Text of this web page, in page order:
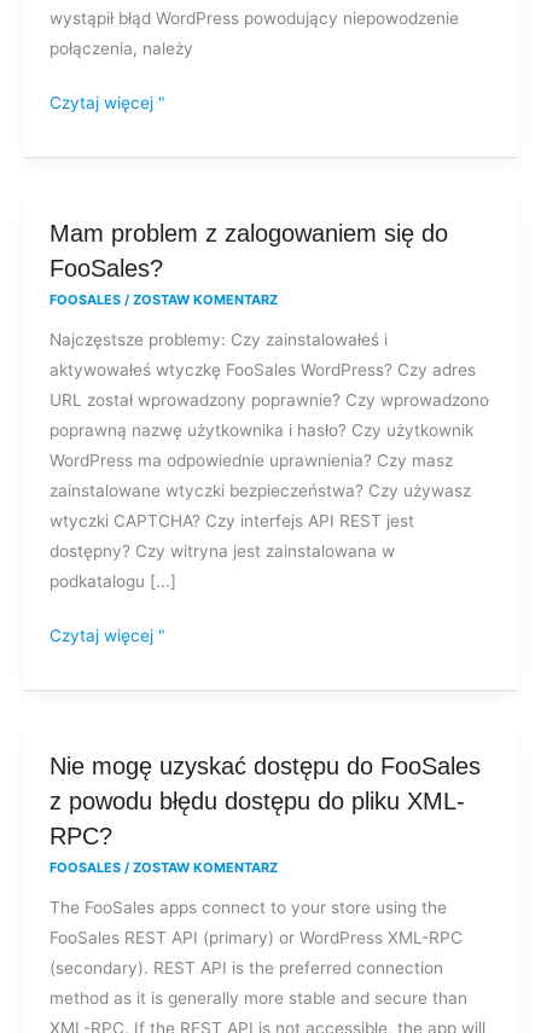
wystąpił błąd WordPress powodujący niepowodzenie
połączenia, należy
Czytaj więcej "
Mam problem z zalogowaniem się do
FooSales?
FOOSALES / ZOSTAW KOMENTARZ
Najczęstsze problemy: Czy zainstalowałeś i
aktywowałeś wtyczkę FooSales WordPress? Czy adres
URL został wprowadzony poprawnie? Czy wprowadzono
poprawną nazwę użytkownika i hasło? Czy użytkownik
WordPress ma odpowiednie uprawnienia? Czy masz
zainstalowane wtyczki bezpieczeństwa? Czy używasz
wtyczki CAPTCHA? Czy interfejs API REST jest
dostępny? Czy witryna jest zainstalowana w
podkatalogu [...]
Mam
problem
się
do
FooSales?
Czytaj więcej "
Nie mogę uzyskać dostępu do FooSales
z powodu błędu dostępu do pliku XML-
RPC?
FOOSALES / ZOSTAW KOMENTARZ
The FooSales apps connect to your store using the
FooSales REST API (primary) or WordPress XML-RPC
(secondary). REST API is the preferred connection
method as it is generally more stable and secure than
XML-RPC. If the REST API is not accessible, the app will
Nie
mogę
FooSales
z
powodu
błędu